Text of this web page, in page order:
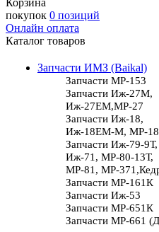
Корзина
покупок 0 позиций
Онлайн оплата
Каталог товаров
Запчасти ИМЗ (Baikal)
Запчасти МР-153
Запчасти Иж-27М,
Иж-27ЕМ,МР-27
Запчасти Иж-18,
Иж-18ЕМ-М, МР-
Запчасти Иж-79-9Т,
Иж-71, МР-80-13Т,
МР-81, МР-
Запчасти МР-161К
Запчасти Иж-53
Запчасти МР-651К
Запчасти МР-661